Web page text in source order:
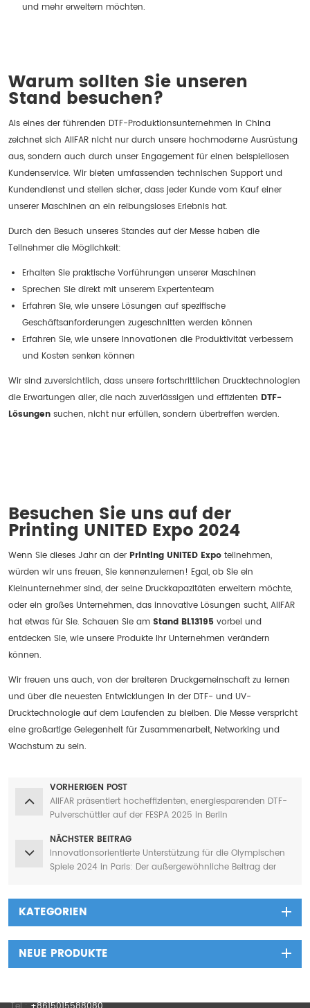
und mehr erweitern möchten.
Warum sollten Sie unseren
Stand besuchen?
Als eines der führenden DTF-Produktionsunternehmen in China
zeichnet sich AIIFAR nicht nur durch unsere hochmoderne Ausrüstung
aus, sondern auch durch unser Engagement für einen beispiellosen
Kundenservice. Wir bieten umfassenden technischen Support und
Kundendienst und stellen sicher, dass jeder Kunde vom Kauf einer
unserer Maschinen an ein reibungsloses Erlebnis hat.
Durch den Besuch unseres Standes auf der Messe haben die
Teilnehmer die Möglichkeit:
Erhalten Sie praktische Vorführungen unserer Maschinen
Sprechen Sie direkt mit unserem Expertenteam
Erfahren Sie, wie unsere Lösungen auf spezifische
Geschäftsanforderungen zugeschnitten werden können
Erfahren Sie, wie unsere Innovationen die Produktivität verbessern
und Kosten senken können
Wir sind zuversichtlich, dass unsere fortschrittlichen Drucktechnologien
die Erwartungen aller, die nach zuverlässigen und effizienten DTF-
Lösungen suchen, nicht nur erfüllen, sondern übertreffen werden.
Besuchen Sie uns auf der
Printing UNITED Expo 2024
Wenn Sie dieses Jahr an der Printing UNITED Expo teilnehmen,
würden wir uns freuen, Sie kennenzulernen! Egal, ob Sie ein
Kleinunternehmer sind, der seine Druckkapazitäten erweitern möchte,
oder ein großes Unternehmen, das innovative Lösungen sucht, AIIFAR
hat etwas für Sie. Schauen Sie am Stand BL13195 vorbei und
entdecken Sie, wie unsere Produkte Ihr Unternehmen verändern
können.
Wir freuen uns auch, von der breiteren Druckgemeinschaft zu lernen
und über die neuesten Entwicklungen in der DTF- und UV-
Drucktechnologie auf dem Laufenden zu bleiben. Die Messe verspricht
eine großartige Gelegenheit für Zusammenarbeit, Networking und
Wachstum zu sein.
VORHERIGEN POST
AIIFAR präsentiert hocheffizienten, energiesparenden DTF-
Pulverschüttler auf der FESPA 2025 in Berlin
NÄCHSTER BEITRAG
Innovationsorientierte Unterstützung für die Olympischen
Spiele 2024 in Paris: Der außergewöhnliche Beitrag der
KATEGORIEN
NEUE PRODUKTE